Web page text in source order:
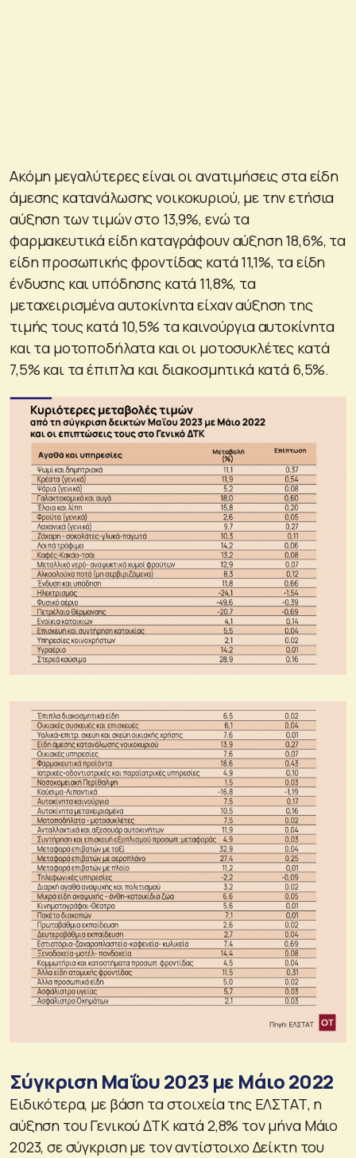
Ακόμη μεγαλύτερες είναι οι ανατιμήσεις στα είδη
άμεσης κατανάλωσης νοικοκυριού, με την ετήσια
αύξηση των τιμών στο 13,9%, ενώ τα
φαρμακευτικά είδη καταγράφουν αύξηση 18,6%, τα
είδη προσωπικής φροντίδας κατά 11,1%, τα είδη
ένδυσης και υπόδησης κατά 11,8%, τα
μεταχειρισμένα αυτοκίνητα είχαν αύξηση της
τιμής τους κατά 10,5% τα καινούργια αυτοκίνητα
και τα μοτοποδήλατα και οι μοτοσυκλέτες κατά
7,5% και τα έπιπλα και διακοσμητικά κατά 6,5%.
Σύγκριση Μαΐου 2023 με Μάιο 2022
Ειδικότερα, με βάση τα στοιχεία της ΕΛΣΤΑΤ, η
αύξηση του Γενικού ΔΤΚ κατά 2,8% τον μήνα Μάιο
2023, σε σύγκριση με τον αντίστοιχο Δείκτη του